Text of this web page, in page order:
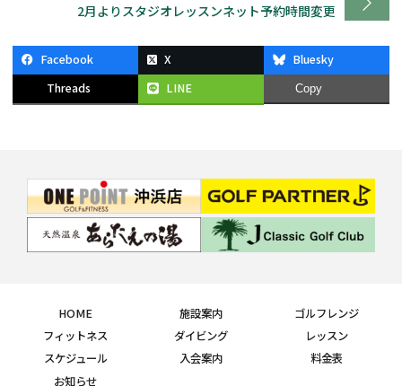
2月よりスタジオレッスンネット予約時間変更
Facebook X
Bluesky
Threads
LINE Copy
HOME 施設案内
ゴルフレンジ
フィットネス
ダイビング
レッスン
スケジュール
入会案内
料金表
お知らせ